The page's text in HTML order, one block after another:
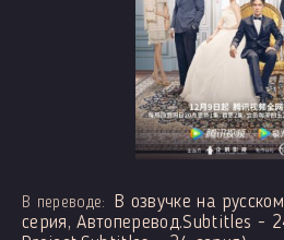
В переводе:
В озвучке на
серия, Автоперевод.Subtitles -